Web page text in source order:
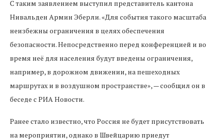
С таким заявлением выступил представитель кантона
Нивальден Армин Эберли. «Для события такого масштаба
неизбежны ограничения в целях обеспечения
безопасности. Непосредственно перед конференцией и во
время неё для населения будут введены ограничения,
например, в дорожном движении, на пешеходных
маршрутах и в воздушном пространстве», — сообщил он в
беседе с РИА Новости.
Ранее стало известно, что Россия не будет присутствовать
на мероприятии, однако в Швейцарию приедут